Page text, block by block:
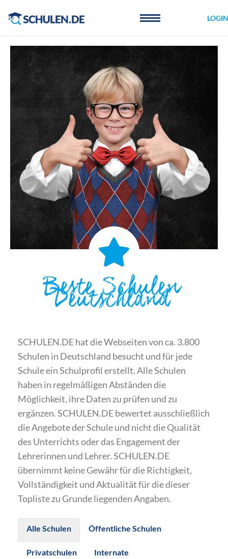
LOGIN
Beste Schulen
Deutschland
SCHULEN.DE hat die Webseiten von ca. 3.800
Schulen in Deutschland besucht und für jede
Schule ein Schulprofil erstellt. Alle Schulen
haben in regelmäßigen Abständen die
Möglichkeit, ihre Daten zu prüfen und zu
ergänzen. SCHULEN.DE bewertet ausschließlich
die Angebote der Schule und nicht die Qualität
des Unterrichts oder das Engagement der
Lehrerinnen und Lehrer. SCHULEN.DE
übernimmt keine Gewähr für die Richtigkeit,
Vollständigkeit und Aktualität für die dieser
Topliste zu Grunde liegenden Angaben.
Alle Schulen Öffentliche Schulen
Privatschulen Internate